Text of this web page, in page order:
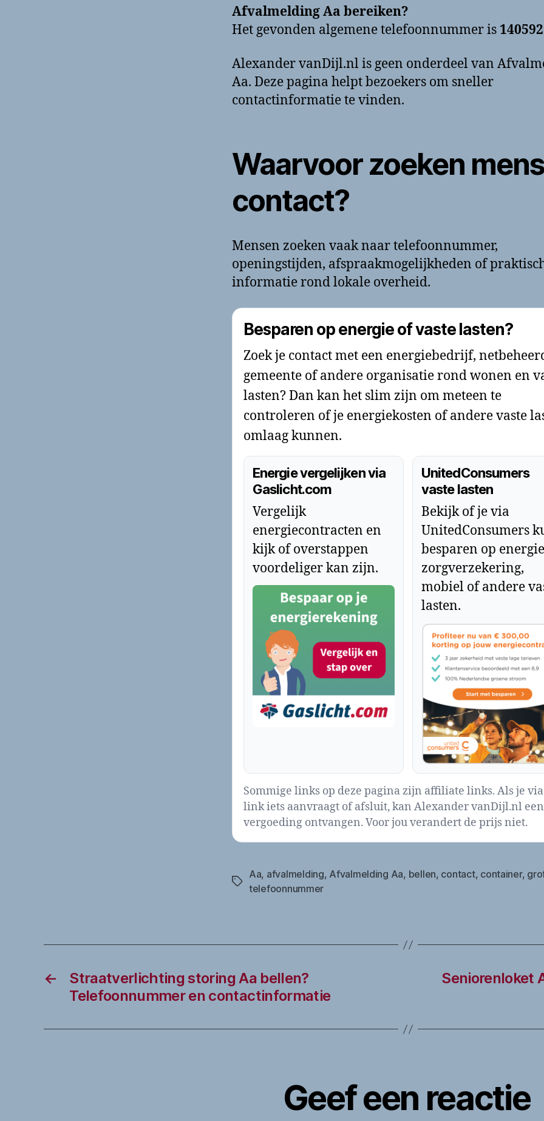
Afvalmelding Aa bereiken?
Het gevonden algemene telefoonnummer is 140592
Alexander vanDijl.nl is geen onderdeel van
Aa. Deze pagina helpt bezoekers om sneller
contactinformatie te vinden.
Waarvoor zoeken
contact?
Mensen zoeken vaak naar telefoonnummer,
openingstijden, afspraakmogelijkheden of
informatie rond lokale overheid.
Besparen op energie of vaste lasten?
Zoek je contact met een energiebedrijf,
gemeente of andere organisatie rond wonen en
lasten? Dan kan het slim zijn om meteen te
controleren of je energiekosten of andere vaste
omlaag kunnen.
Energie vergelijken via
Gaslicht.com
Vergelijk
energiecontracten en
kijk of overstappen
voordeliger kan zijn.
UnitedConsumers
vaste lasten
Bekijk of je via
UnitedConsumers
besparen op
zorgverzekering,
mobiel of andere
lasten.
Sommige links op deze pagina zijn affiliate links. Als je via
link iets aanvraagt of afsluit, kan Alexander vanDijl.nl een
vergoeding ontvangen. Voor jou verandert de prijs niet.
Tags
Aa, afvalmelding, Afvalmelding Aa, bellen, contact, container,
telefoonnummer
←
Straatverlichting storing Aa bellen?
Telefoonnummer en contactinformatie
Seniorenloket
Geef een reactie